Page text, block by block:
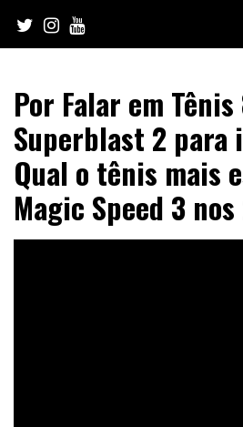
content
Por Falar em
Superblast 2 para
Qual o tênis mais
Magic Speed 3